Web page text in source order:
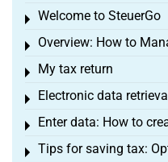
Welcome to SteuerGo
Toggle menu
Overview: How to
Toggle menu
My tax return
Toggle menu
Electronic data
Toggle menu
Enter data: How to
Toggle menu
Tips for saving tax:
Toggle menu